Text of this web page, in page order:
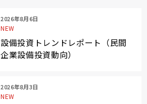
2026年8月6日
NEW
設備投資トレンドレポート（民間
企業設備投資動向）
2026年8月3日
NEW